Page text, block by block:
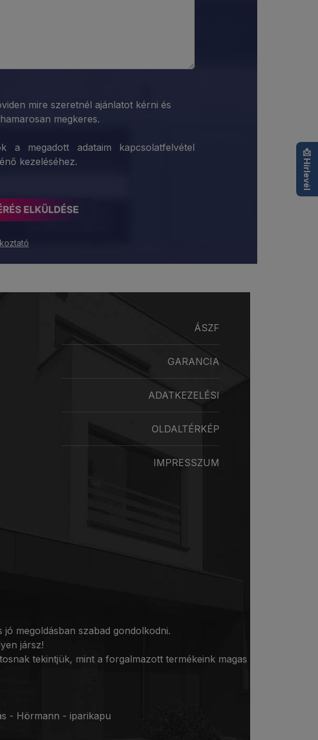
mire szeretnél ajánlatot kérni és
megkeres.
a megadott adataim kapcsolatfelvétel
kezeléséhez.
ÁSZF
GARANCIA
ADATKEZELÉSI
OLDALTÉRKÉP
IMPRESSZUM
megoldásban szabad gondolkodni.
jársz!
tekintjük, mint a forgalmazott termékeink magas
- Hörmann - iparikapu
📩 Hírlevél